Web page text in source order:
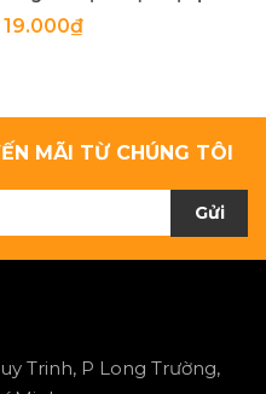
19.000₫
MÃI TỪ CHÚNG TÔI
Gửi
Trinh, P Long Trường,